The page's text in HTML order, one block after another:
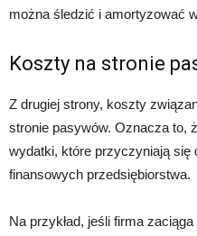
można śledzić i amortyzować
Koszty na stronie
Z drugiej strony, koszty
stronie pasywów. Oznacza to,
wydatki, które przyczyniają się
finansowych przedsiębiorstwa.
Na przykład, jeśli firma